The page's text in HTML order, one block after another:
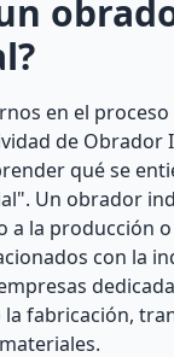
en el
de Obrador
qué se
Un obrador
a la producción
con la
la fabricación,